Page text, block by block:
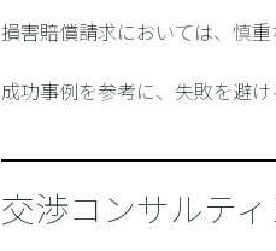
損害賠償請求においては、慎
成功事例を参考に、失敗を避
交渉コンサルテ